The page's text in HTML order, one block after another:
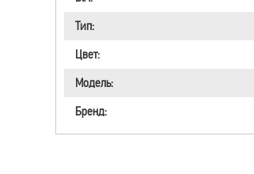
Тип:
Цвет:
Модель:
Бренд: